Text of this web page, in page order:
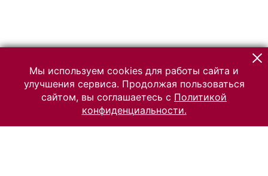
Мы используем cookies для работы сайта и
улучшения сервиса. Продолжая пользоваться
сайтом, вы соглашаетесь с Политикой
конфиденциальности.